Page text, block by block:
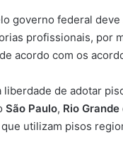
governo federal
profissionais, por
acordo com os
de adotar
São Paulo, Rio Grande
utilizam pisos